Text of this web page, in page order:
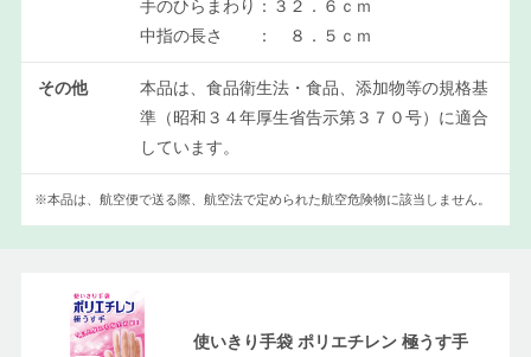
手のひらまわり：３２．６ｃｍ
中指の長さ ： ８．５ｃｍ
その他
本品は、食品衛生法・食品、添加物等の規格基
準（昭和３４年厚生省告示第３７０号）に適合
しています。
※本品は、航空便で送る際、航空法で定められた航空危険物に該当しません。
使いきり手袋 ポリエチレン 極うす手